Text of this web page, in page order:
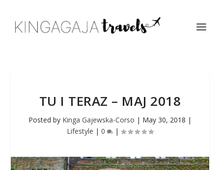
TU I TERAZ – MAJ 2018
Posted by Kinga Gajewska-Corso | May 30, 2018 |
Lifestyle | 0 |